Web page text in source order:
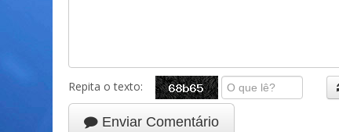
Repita o texto:
Enviar Comentário